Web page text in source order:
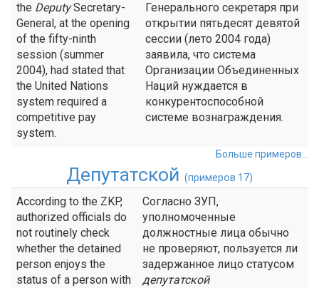
the DeputySecretary-
General, at the opening
of the fifty-ninth
session (summer
2004), had stated that
the United Nations
system required a
competitive pay
system.
Генерального секретаря при
открытии пятьдесят девятой
сессии (лето 2004 года)
заявила, что система
Организации Объединенных
Наций нуждается в
конкурентоспособной
системе вознаграждения.
Больше примеров...
Депутатской (примеров 17)
According to the ZKP,
authorized officials do
not routinely check
whether the detained
person enjoys the
status of a person with
Согласно ЗУП,
уполномоченные
должностные лица обычно
не проверяют, пользуется ли
задержанное лицо статусом
депутатской